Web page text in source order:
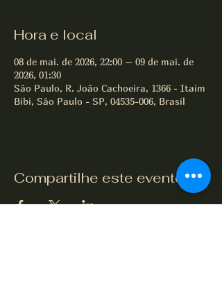
Hora e local
08 de mai. de 2026, 22:00 – 09 de mai. de
2026, 01:30
São Paulo, R. João Cachoeira, 1366 - Itaim
Bibi, São Paulo - SP, 04535-006, Brasil
Compartilhe este evento